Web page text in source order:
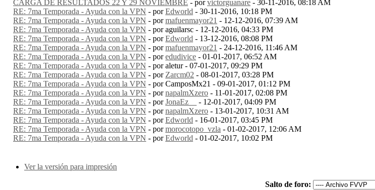
CARGA DE RESULTADOS 22 Y 29 NOVIEMBRE - porvictorguanare - 30-11-2016, 08:18 AM
RE: 7ma Temporada - Ayuda con la VPN - porEdworld - 30-11-2016, 10:18 PM
RE: 7ma Temporada - Ayuda con la VPN - pormafuenmayor21 - 12-12-2016, 07:39 AM
RE: 7ma Temporada - Ayuda con la VPN - por aguilarsc - 12-12-2016, 04:33 PM
RE: 7ma Temporada - Ayuda con la VPN - porEdworld - 13-12-2016, 08:08 PM
RE: 7ma Temporada - Ayuda con la VPN - pormafuenmayor21 - 24-12-2016, 11:46 AM
RE: 7ma Temporada - Ayuda con la VPN - poredudivice - 01-01-2017, 06:52 AM
RE: 7ma Temporada - Ayuda con la VPN - por aletur - 07-01-2017, 09:29 PM
RE: 7ma Temporada - Ayuda con la VPN - por Zarcm02 - 08-01-2017, 03:28 PM
RE: 7ma Temporada - Ayuda con la VPN - por CamposMx21 - 09-01-2017, 01:12 PM
RE: 7ma Temporada - Ayuda con la VPN - pornapalmXzero - 11-01-2017, 02:08 PM
RE: 7ma Temporada - Ayuda con la VPN - porJonaEz__
- 12-01-2017, 04:09 PM
RE: 7ma Temporada - Ayuda con la VPN - pornapalmXzero - 13-01-2017, 10:31 AM
RE: 7ma Temporada - Ayuda con la VPN - porEdworld - 16-01-2017, 03:45 PM
RE: 7ma Temporada - Ayuda con la VPN - pormorocotopo_vzla - 01-02-2017, 12:06 AM
RE: 7ma Temporada - Ayuda con la VPN - porEdworld - 01-02-2017, 10:02 PM
Ver la versión para impresión
Salto de foro: